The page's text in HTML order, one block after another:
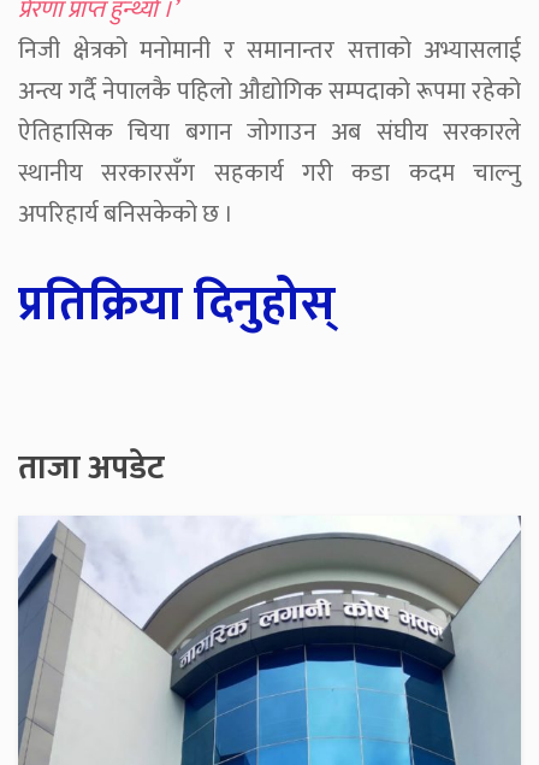
प्रेरणा प्राप्त हुन्थ्यो ।’
निजी क्षेत्रको मनोमानी र समानान्तर सत्ताको अभ्यासलाई
अन्त्य गर्दै नेपालकै पहिलो औद्योगिक सम्पदाको रूपमा रहेको
ऐतिहासिक चिया बगान जोगाउन अब संघीय सरकारले
स्थानीय सरकारसँग सहकार्य गरी कडा कदम चाल्नु
अपरिहार्य बनिसकेको छ ।
प्रतिक्रिया दिनुहोस्
ताजा अपडेट